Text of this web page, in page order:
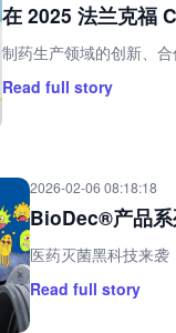
在 2025 法兰克福
制药生产领域的创新、
Read full story
2026-02-06 08:18:18
BioDec®产品
医药灭菌黑科技来袭
Read full story